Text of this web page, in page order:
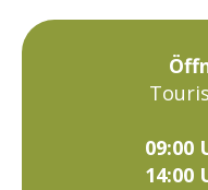
09:00
14:00